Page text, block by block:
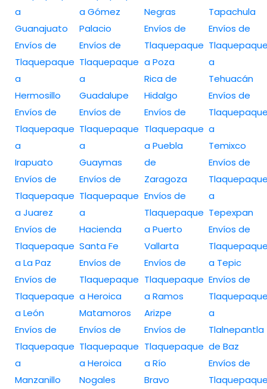
a
Guanajuato
Envíos de
Tlaquepaque
a
Hermosillo
Envíos de
Tlaquepaque
a
Irapuato
Envíos de
Tlaquepaque
a Juarez
Envíos de
Tlaquepaque
a La Paz
Envíos de
Tlaquepaque
a León
Envíos de
Tlaquepaque
a
Manzanillo
a Gómez
Palacio
Envíos de
Tlaquepaque
a
Guadalupe
Envíos de
Tlaquepaque
a
Guaymas
Envíos de
Tlaquepaque
a
Hacienda
Santa Fe
Envíos de
Tlaquepaque
a Heroica
Matamoros
Envíos de
Tlaquepaque
a Heroica
Nogales
Negras
Envíos de
Tlaquepaque
a Poza
Rica de
Hidalgo
Envíos de
Tlaquepaque
a Puebla
de
Zaragoza
Envíos de
Tlaquepaque
a Puerto
Vallarta
Envíos de
Tlaquepaque
a Ramos
Arizpe
Envíos de
Tlaquepaque
a Río
Bravo
Tapachula
Envíos de
a
Tehuacán
Envíos de
a
Temixco
Envíos de
a
Tepexpan
Envíos de
a Tepic
Envíos de
a
Tlalnepantla
de Baz
Envíos de